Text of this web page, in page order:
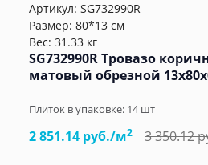
Артикул: SG732990R
Размер: 80*13 см
Вес: 31.33 кг
SG732990R Тровазо
матовый обрезной
Плиток в упаковке: 14шт
2 851.14 руб./м2 3 350.12